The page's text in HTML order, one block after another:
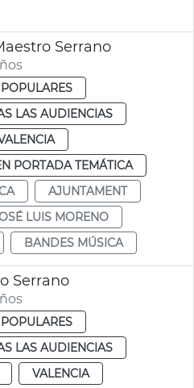
Serrano
LAS AUDIENCIAS
PORTADA TEMÁTICA
AJUNTAMENT
LUIS MORENO
BANDES MÚSICA
Serrano
LAS AUDIENCIAS
VALENCIA